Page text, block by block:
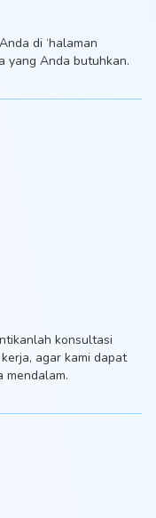
di ‘halaman
yang Anda butuhkan.
konsultasi
agar kami dapat
mendalam.